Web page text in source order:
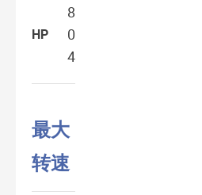
HP
8
0
4
最大
转速